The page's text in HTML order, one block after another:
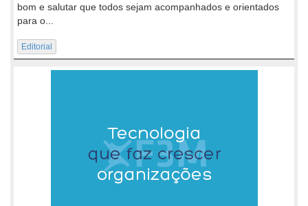
bom e salutar que todos sejam acompanhados e orientados
para o...
Editorial